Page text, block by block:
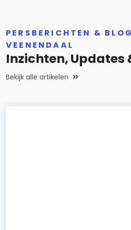
PERSBERICHTEN &
VEENENDAAL
Inzichten, Updates
Bekijk alle artikelen